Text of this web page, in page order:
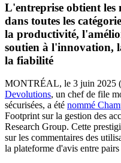
L'entreprise obtient les
dans toutes les
la productivité,
soutien à l'innovation,
la fiabilité
MONTRÉAL, le 3 juin 2025
Devolutions, un chef de file
sécurisées, a été nommé
Footprint sur la gestion des
Research Group. Cette
sur les commentaires des
la plateforme d'avis entre